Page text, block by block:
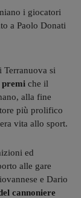
i giocatori
a Paolo Donati
Terranuova si
premi che il
alla fine
più prolifico
vita allo sport.
ed
alle gare
e Dario
cannoniere